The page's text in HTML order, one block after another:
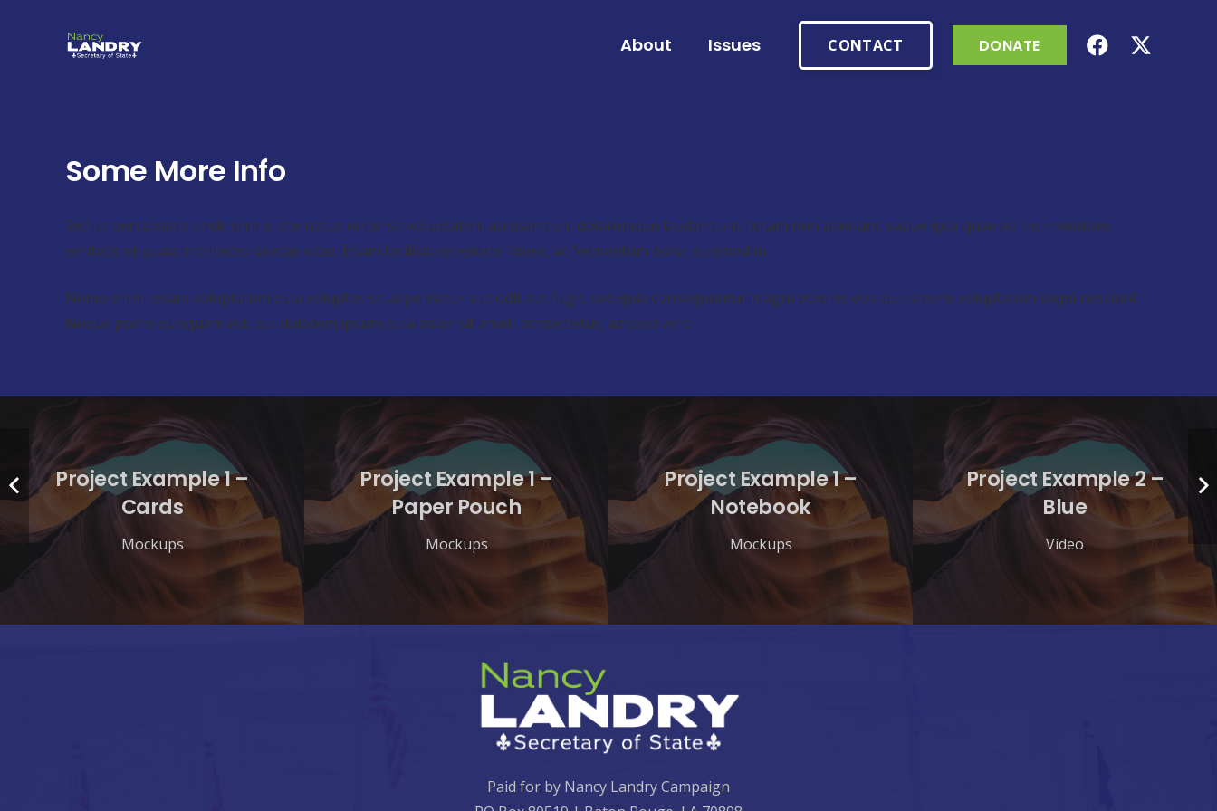
About Issues CONTACT DONATE
Some More Info
Sed ut perspiciatis unde omnis iste natus error sit voluptatem accusantium doloremque laudantium, totam rem aperiam, eaque ipsa quae ab illo inventore
veritatis et quasi architecto beatae vitae. Etiam facilisis venenatis libero, ac fermentum dolor euismod in.
Nemo enim ipsam voluptatem quia voluptas sit aspernatur aut odit aut fugit, sed quia consequuntur magni dolores eos qui ratione voluptatem sequi nesciunt.
Neque porro quisquam est, qui dolorem ipsum quia dolor sit amet, consectetur, adipisci velit.
Project Example 1 –
Cards
Mockups
Project Example 1 –
Paper Pouch
Mockups
Project Example 1 –
Notebook
Mockups
Project Example 2 –
Blue
Video
Paid for by Nancy Landry Campaign